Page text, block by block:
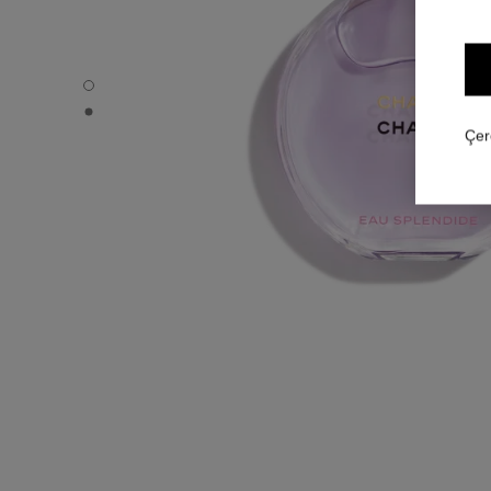
CHANCE EAU SPLENDIDE - Varsayılan görünüm
CHANCE EAU SPLENDIDE - Alternatif görünüm 1